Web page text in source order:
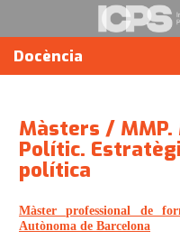
Docència
Màsters /
Polític.
política
Màster professional de
Autònoma de Barcelona